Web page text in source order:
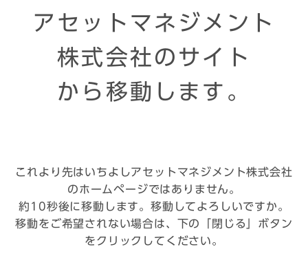
アセットマネジメント
株式会社のサイト
から移動します。
これより先はいちよしアセットマネジメント株式会社
のホームページではありません。
約10秒後に移動します。移動してよろしいですか。
移動をご希望されない場合は、下の「閉じる」ボタン
をクリックしてください。